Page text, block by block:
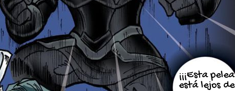
¡¡¡Esta pelea
está lejos de